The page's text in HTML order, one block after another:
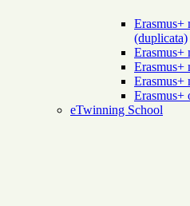
Erasmus+
(duplicata)
Erasmus+
Erasmus+
Erasmus+
Erasmus+
eTwinning School